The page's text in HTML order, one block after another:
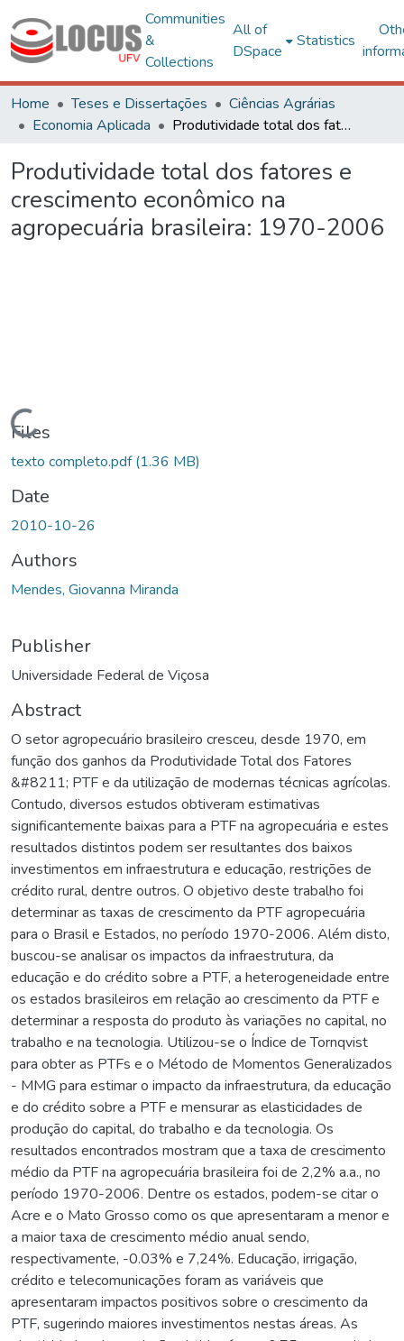
Communities
&
Collections
All of
DSpace
Statistics
Home Teses e Dissertações
Ciências Agrárias
Economia Aplicada
Produtividade total dos fatores e crescimento econômico na agropecuária brasileira: 1970-2006
Produtividade total dos fatores e
crescimento econômico na
agropecuária brasileira: 1970-2006
Loading...
Files
texto completo.pdf(1.36 MB)
Date
2010-10-26
Authors
Mendes, Giovanna Miranda
Publisher
Universidade Federal de Viçosa
Abstract
O setor agropecuário brasileiro cresceu, desde 1970, em
função dos ganhos da Produtividade Total dos Fatores
&#8211; PTF e da utilização de modernas técnicas agrícolas.
Contudo, diversos estudos obtiveram estimativas
significantemente baixas para a PTF na agropecuária e estes
resultados distintos podem ser resultantes dos baixos
investimentos em infraestrutura e educação, restrições de
crédito rural, dentre outros. O objetivo deste trabalho foi
determinar as taxas de crescimento da PTF agropecuária
para o Brasil e Estados, no período 1970-2006. Além disto,
buscou-se analisar os impactos da infraestrutura, da
educação e do crédito sobre a PTF, a heterogeneidade entre
os estados brasileiros em relação ao crescimento da PTF e
determinar a resposta do produto às variações no capital, no
trabalho e na tecnologia. Utilizou-se o Índice de Tornqvist
para obter as PTFs e o Método de Momentos Generalizados
- MMG para estimar o impacto da infraestrutura, da educação
e do crédito sobre a PTF e mensurar as elasticidades de
produção do capital, do trabalho e da tecnologia. Os
resultados encontrados mostram que a taxa de crescimento
médio da PTF na agropecuária brasileira foi de 2,2% a.a., no
período 1970-2006. Dentre os estados, podem-se citar o
Acre e o Mato Grosso como os que apresentaram a menor e
a maior taxa de crescimento médio anual sendo,
respectivamente, -0.03% e 7,24%. Educação, irrigação,
crédito e telecomunicações foram as variáveis que
apresentaram impactos positivos sobre o crescimento da
PTF, sugerindo maiores investimentos nestas áreas. As